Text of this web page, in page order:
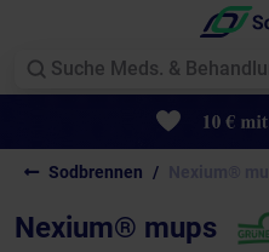
Sodbrennen
Nexium® mups